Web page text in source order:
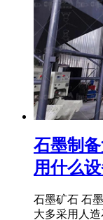
石墨制
用什么
石墨矿石 石
大多采用人